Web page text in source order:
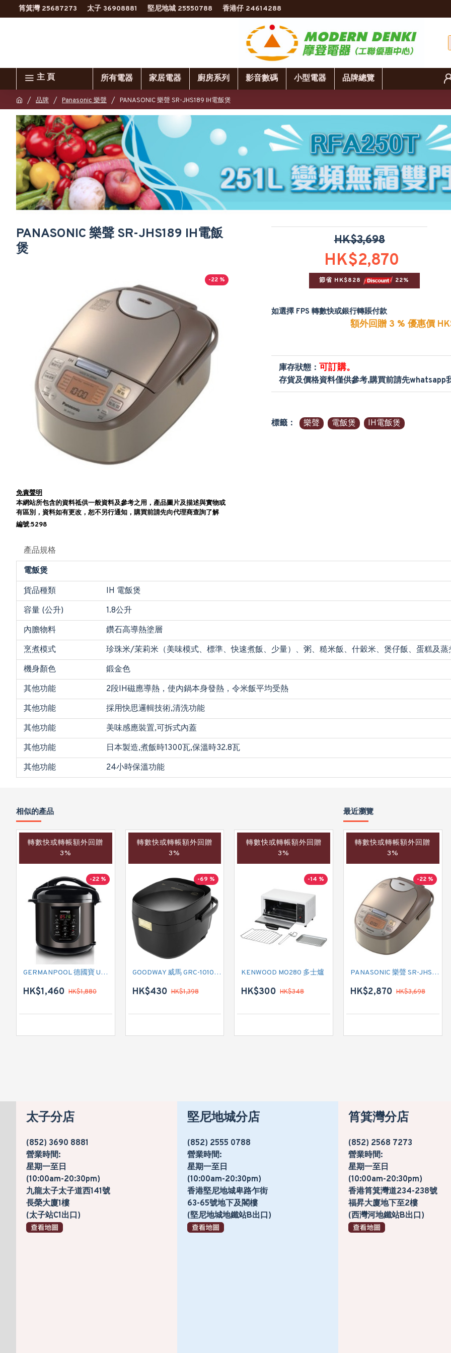
筲箕灣 25687273 太子 36908881 堅尼地城 25550788 香港仔 24614288
主 頁 所有電器 家居電器 廚房系列 影音數碼 小型電器 品牌總覽
品牌 Panasonic 樂聲 PANASONIC 樂聲 SR-JHS189 IH電飯煲
PANASONIC 樂聲 SR-JHS189 IH電飯
煲
-22 %
免責聲明
本網站所包含的資料祗供一般資料及參考之用，產品圖片及描述與實物或
有區別，資料如有更改，恕不另行通知，購買前請先向代理商查詢了解
編號:5298
HK$2,870
HK$3,698
節省 HK$828 22%
如選擇 FPS 轉數快或銀行轉賬付款
額外回贈 3 % 優惠價
庫存狀態： 可訂購。
存貨及價格資料僅供參考,購買前請先whatsapp
標籤： 樂聲 電飯煲 IH電飯煲
產品規格
電飯煲
貨品種類
IH 電飯煲
容量 (公升)
1.8公升
內膽物料
鑽石高導熱塗層
烹煮模式
珍珠米/茉莉米（美味模式、標準、快速煮飯、少量）、粥、糙米飯、什穀米、煲仔飯、蛋糕及蒸
機身顏色
鍛金色
其他功能
2段IH磁應導熱，使內鍋本身發熱，令米飯平均受熱
其他功能
採用快思邏輯技術,清洗功能
其他功能
美味感應裝置,可拆式內蓋
其他功能
日本製造,煮飯時1300瓦,保溫時32.8瓦
其他功能
24小時保溫功能
相似的產品
轉數快或轉帳額外回贈
3%
-22 %
GERMANPOOL 德國寶 URC-28 電飯煲
HK$1,460 HK$1,880
轉數快或轉帳額外回贈
3%
-69 %
GOODWAY 威馬 GRC-10102IH IH 電飯煲
HK$430 HK$1,398
轉數快或轉帳額外回贈
3%
-14 %
KENWOOD MO280 多士爐
HK$300 HK$348
最近瀏覽
轉數快或轉帳額外回贈
3%
-22 %
PANASONIC 樂聲 SR-JHS189 IH電飯煲
HK$2,870 HK$3,698
太子分店
(852) 3690 8881
營業時間:
星期一至日
(10:00am-20:30pm)
九龍太子太子道西141號
長榮大廈1樓
(太子站C1出口)
堅尼地城分店
(852) 2555 0788
營業時間:
星期一至日
(10:00am-20:30pm)
香港堅尼地城卑路乍街
63-65號地下及閣樓
(堅尼地城地鐵站B出口)
筲箕灣分店
(852) 2568 7273
營業時間:
星期一至日
(10:00am-20:30pm)
香港筲箕灣道234-238號
福昇大廈地下至2樓
(西灣河地鐵站B出口)